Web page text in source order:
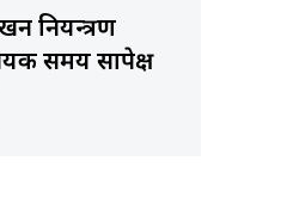
नियन्त्रण
समय सापेक्ष